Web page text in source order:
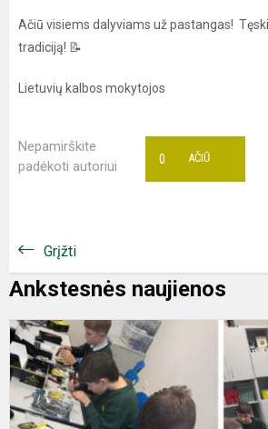
Ačiū visiems dalyviams už pastangas!
tradiciją! 📝
Lietuvių kalbos mokytojos
Nepamirškite
padėkoti autoriui
AČIŪ
0
Grįžti
Ankstesnės naujienos